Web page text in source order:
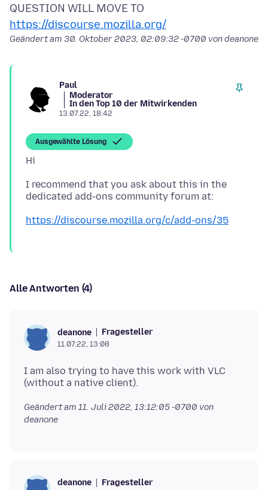
QUESTION WILL MOVE TO
https://discourse.mozilla.org/
Geändert am 30. Oktober 2023, 02:09:32 -0700 von deanone
Paul
Moderator
In den Top 10 der Mitwirkenden
13.07.22, 18:42
Ausgewählte Lösung
I recommend that you ask about this in the
https://discourse.mozilla.org/c/add-ons/35
Alle Antworten (4)
deanone Fragesteller
11.07.22, 13:08
I am also trying to have this work with VLC
Geändert am 11. Juli 2022, 13:12:05 -0700 von
deanone
deanone Fragesteller